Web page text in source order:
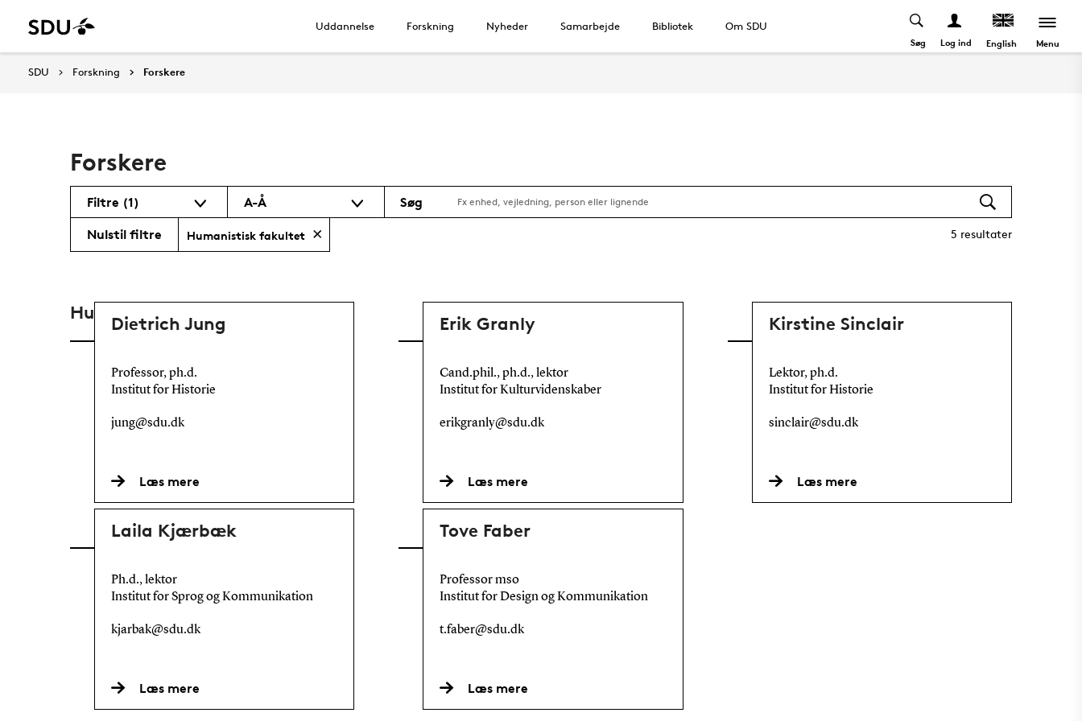
Uddannelse Forskning Nyheder Samarbejde Bibliotek Om SDU
Søg Log ind English Menu
SDU Forskning Forskere
Forskere
Filtre (1) A-Å Søg
5 resultater
Nulstil filtre Humanistisk fakultet
Humanistisk fakultet
Dietrich Jung
Professor, ph.d.
Institut for Historie
jung@sdu.dk
Læs mere
Erik Granly
Cand.phil., ph.d., lektor
Institut for Kulturvidenskaber
erikgranly@sdu.dk
Læs mere
Kirstine Sinclair
Lektor, ph.d.
Institut for Historie
sinclair@sdu.dk
Læs mere
Laila Kjærbæk
Ph.d., lektor
Institut for Sprog og Kommunikation
kjarbak@sdu.dk
Læs mere
Tove Faber
Professor mso
Institut for Design og Kommunikation
t.faber@sdu.dk
Læs mere